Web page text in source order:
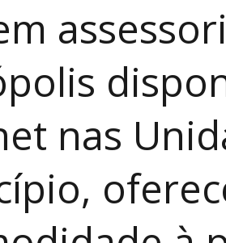
nas